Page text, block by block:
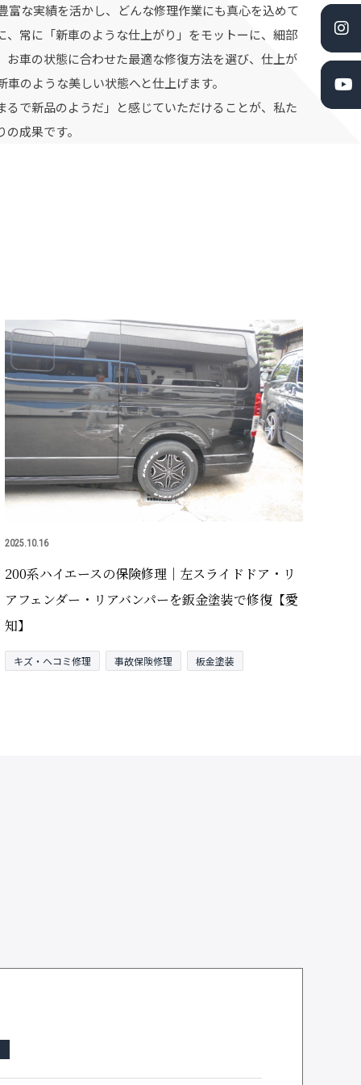
富な実績を活かし、どんな修理作業にも真心を込めて
、常に「新車のような仕上がり」をモットーに、細部
お車の状態に合わせた最適な修復方法を選び、仕上が
のような美しい状態へと仕上げます。
るで新品のようだ」と感じていただけることが、私た
成果です。
2025.10.16
200系ハイエースの保険修理｜左スライドドア・リ
アフェンダー・リアバンパーを鈑金塗装で修復【愛
知】
キズ・ヘコミ修理 事故保険修理 板金塗装